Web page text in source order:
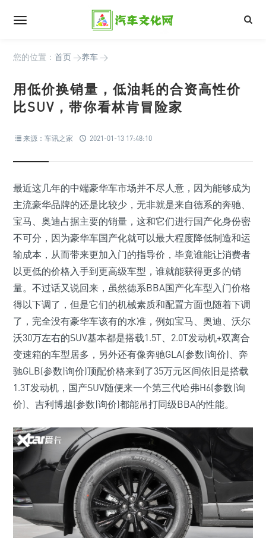
您的位置： 首页 >养车 >
用低价换销量，低油耗的合资高性价
比SUV，带你看林肯冒险家
来源：车讯之家 2021-01-13 17:48:10
最近这几年的中端豪华车市场并不尽人意，因为能够成为
主流豪华品牌的还是比较少，无非就是来自德系的奔驰、
宝马、奥迪占据主要的销量，这和它们进行国产化身份密
不可分，因为豪华车国产化就可以最大程度降低制造和运
输成本，从而带来更加入门的指导价，毕竟谁能让消费者
以更低的价格入手到更高级车型，谁就能获得更多的销
量。不过话又说回来，虽然德系BBA国产化车型入门价格
得以下调了，但是它们的机械素质和配置方面也随着下调
了，完全没有豪华车该有的水准，例如宝马、奥迪、沃尔
沃30万左右的SUV基本都是搭载1.5T、2.0T发动机+双离合
变速箱的车型居多，另外还有像奔驰GLA(参数|询价)、奔
驰GLB(参数|询价)顶配价格来到了35万元区间依旧是搭载
1.3T发动机，国产SUV随便来一个第三代哈弗H6(参数|询
价)、吉利博越(参数|询价)都能吊打同级BBA的性能。